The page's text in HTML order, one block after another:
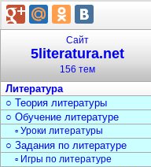
Сайт
5literatura.net
156 тем
Литература
○ Теория литературы
○ Обучение литературе
▫ Уроки литературы
○ Задания по литературе
▫ Игры по литературе